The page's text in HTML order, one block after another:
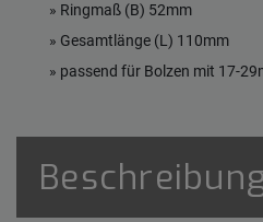
Ringmaß (B) 52mm
Gesamtlänge (L) 110mm
passend für Bolzen mit 17-